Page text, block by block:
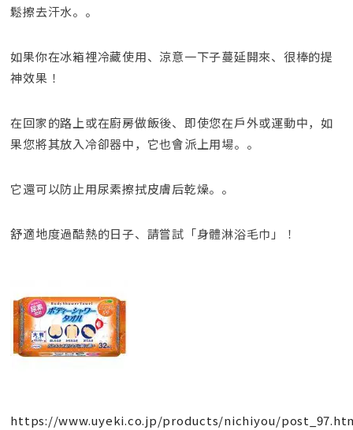
鬆擦去汗水。。
如果你在冰箱裡冷藏使用、涼意一下子蔓延開來、很棒的提
神效果！
在回家的路上或在廚房做飯後、即使您在戶外或運動中，如
果您將其放入冷卻器中，它也會派上用場。。
它還可以防止用尿素擦拭皮膚后乾燥。。
舒適地度過酷熱的日子、請嘗試「身體淋浴毛巾」！
https://www.uyeki.co.jp/products/nichiyou/